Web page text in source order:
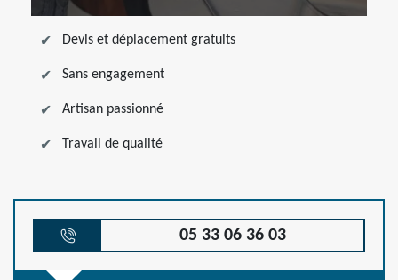
Devis et déplacement gratuits
Sans engagement
Artisan passionné
Travail de qualité
05 33 06 36 03